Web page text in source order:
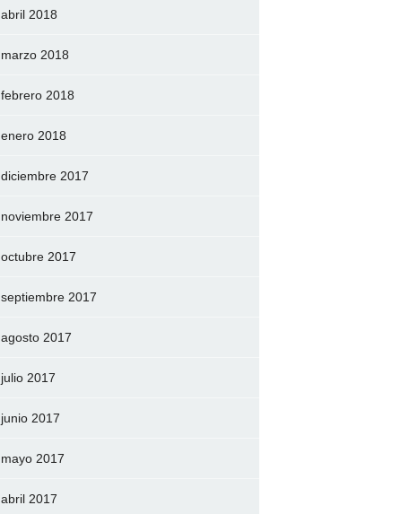
abril 2018
marzo 2018
febrero 2018
enero 2018
diciembre 2017
noviembre 2017
octubre 2017
septiembre 2017
agosto 2017
julio 2017
junio 2017
mayo 2017
abril 2017